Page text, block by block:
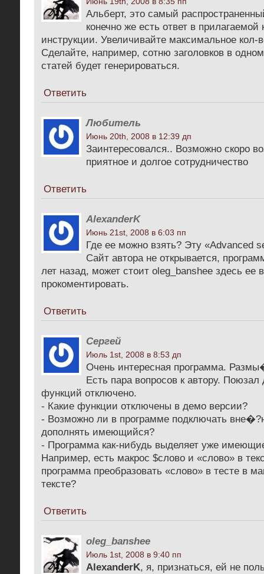
Альберт, это самый
конечно же есть ответ в прилагаемой
инструкции. Увеличивайте максимальное кол-
Сделайте, например, сотню заголовков в
статей будет генерироваться.
Ответить
Любитель
Июнь 20th, 2008 в 12:39 дп
Заинтересовался.. Возможно скоро
приятное и долгое сотрудничество
Ответить
AlexanderK
Июнь 21st, 2008 в 6:03 пп
Где ее можно взять? Эту «Advanced
Сайт автора не открывается,
лет назад, может стоит oleg_banshee здесь
прокоментировать.
Ответить
Сергей
Июль 1st, 2008 в 8:53 дп
Очень интересная программа.
Есть пара вопросов к автору. Поюзал
функций отключено.
- Какие функции отключены в демо версии?
- Возможно ли в программе подключать
дополнять имеющийся?
- Программа как-нибудь выделяет уже
Например, есть макрос $слово и «слово» в
программа преобразовать «слово» в тесте в
тексте?
Ответить
oleg_banshee
Июль 1st, 2008 в 9:40 пп
AlexanderK, я, признаться, ей не